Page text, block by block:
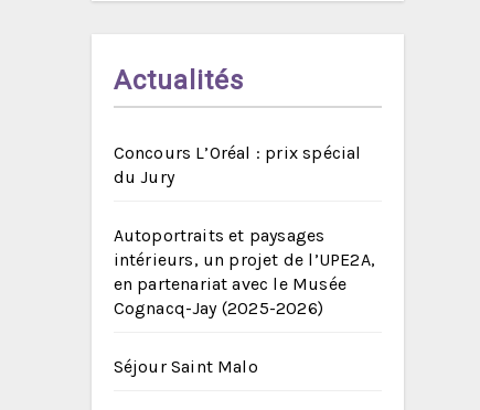
Actualités
Concours L’Oréal : prix spécial
du Jury
Autoportraits et paysages
intérieurs, un projet de l’UPE2A,
en partenariat avec le Musée
Cognacq-Jay (2025-2026)
Séjour Saint Malo